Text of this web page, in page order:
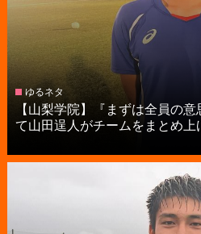
ゆるネタ
【山梨学院】『まずは全員の
て山田逞人がチームをまとめ上